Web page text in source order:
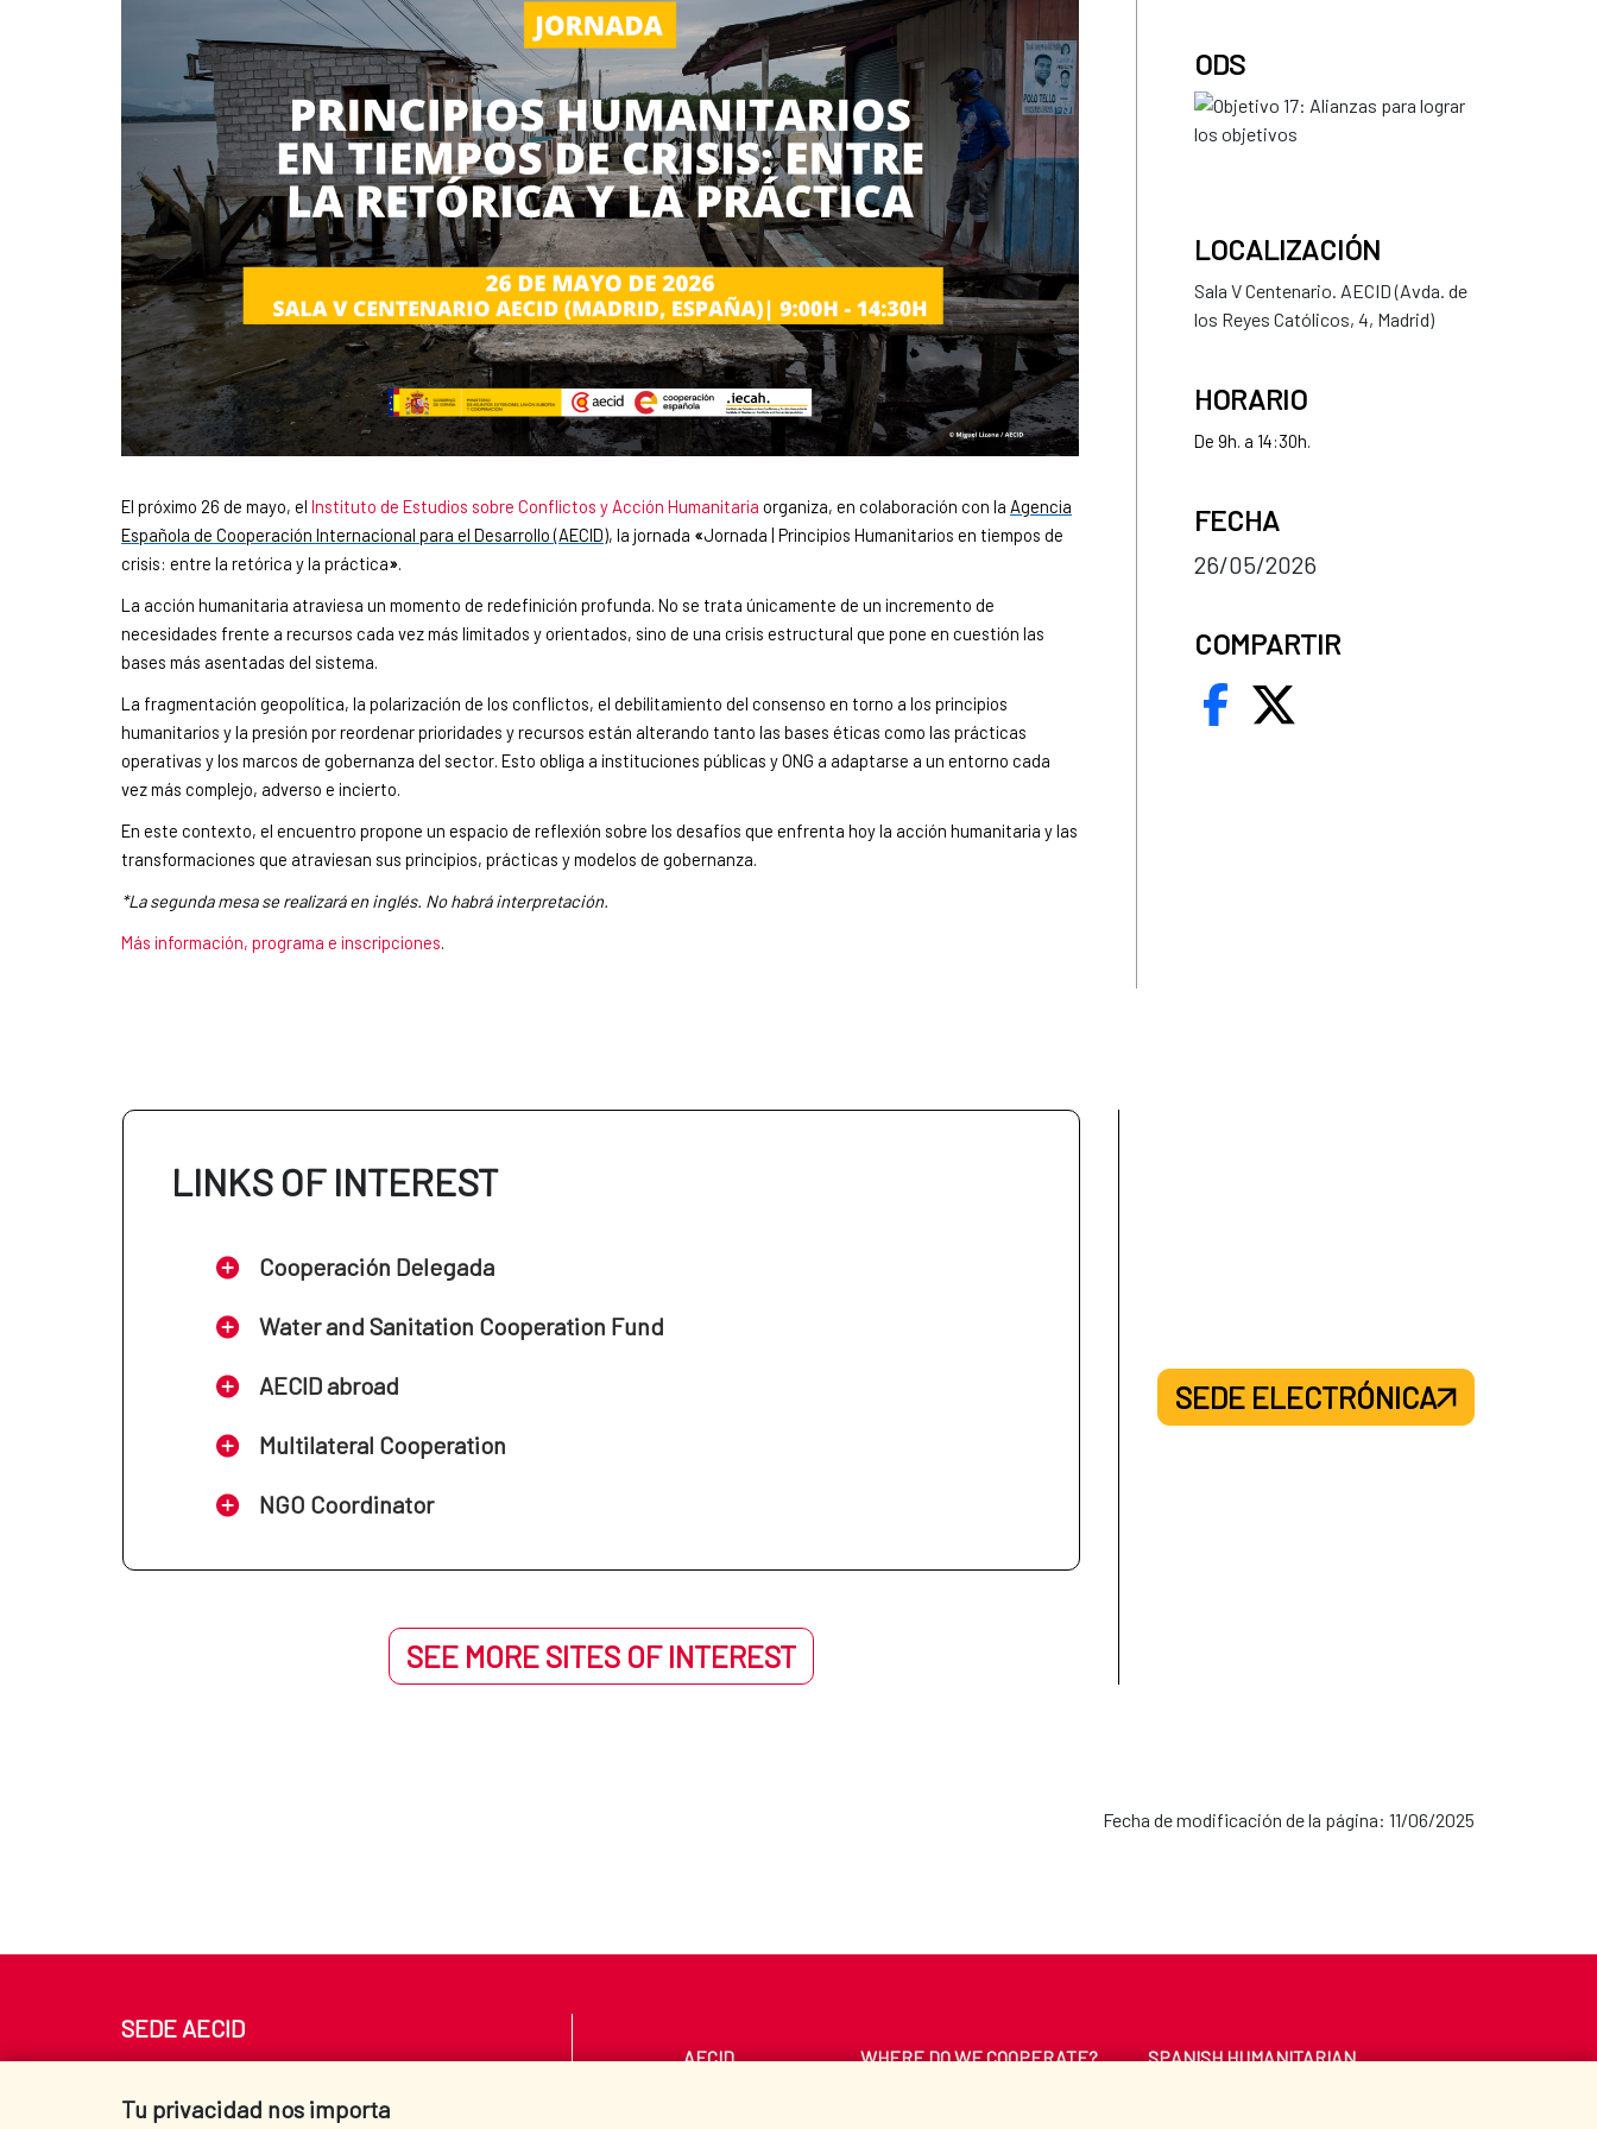
El próximo 26 de mayo, el Instituto de Estudios sobre Conflictos y Acción Humanitaria organiza, en colaboración con la Agencia
Española de Cooperación Internacional para el Desarrollo (AECID), la jornada «Jornada | Principios Humanitarios en tiempos de
crisis: entre la retórica y la práctica».
La acción humanitaria atraviesa un momento de redefinición profunda. No se trata únicamente de un incremento de
necesidades frente a recursos cada vez más limitados y orientados, sino de una crisis estructural que pone en cuestión las
bases más asentadas del sistema.
La fragmentación geopolítica, la polarización de los conflictos, el debilitamiento del consenso en torno a los principios
humanitarios y la presión por reordenar prioridades y recursos están alterando tanto las bases éticas como las prácticas
operativas y los marcos de gobernanza del sector. Esto obliga a instituciones públicas y ONG a adaptarse a un entorno cada
vez más complejo, adverso e incierto.
En este contexto, el encuentro propone un espacio de reflexión sobre los desafíos que enfrenta hoy la acción humanitaria y las
transformaciones que atraviesan sus principios, prácticas y modelos de gobernanza.
*La segunda mesa se realizará en inglés. No habrá interpretación.
Más información, programa e inscripciones.
ODS
LOCALIZACIÓN
Sala V Centenario. AECID (Avda. de
los Reyes Católicos, 4, Madrid)
HORARIO
De 9h. a 14:30h.
FECHA
26/05/2026
COMPARTIR
LINKS OF INTEREST
Cooperación Delegada
Water and Sanitation Cooperation Fund
AECID abroad
Multilateral Cooperation
NGO Coordinator
SEE MORE SITES OF INTEREST
SEDE ELECTRÓNICA
Fecha de modificación de la página: 11/06/2025
Tu privacidad nos importa
SEDE AECID
Tel. +34 900 20 30 54​​​​​​​
AECID WHERE DO WE COOPERATE?
SPANISH HUMANITARIAN